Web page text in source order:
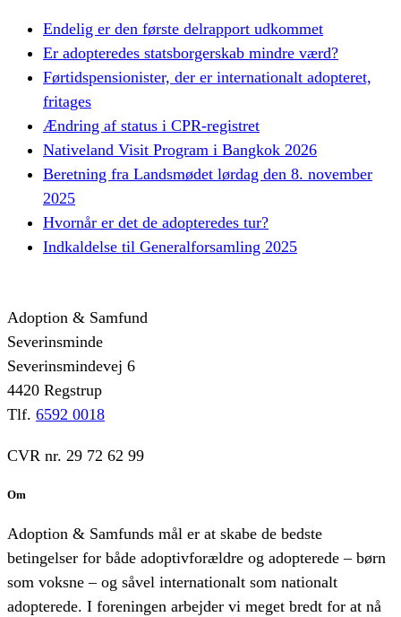
Endelig er den første delrapport udkommet
Er adopteredes statsborgerskab mindre værd?
Førtidspensionister, der er internationalt adopteret,
fritages
Ændring af status i CPR-registret
Nativeland Visit Program i Bangkok 2026
Beretning fra Landsmødet lørdag den 8. november
2025
Hvornår er det de adopteredes tur?
Indkaldelse til Generalforsamling 2025
Adoption & Samfund
Severinsminde
Severinsmindevej 6
4420 Regstrup
Tlf. 6592 0018
CVR nr. 29 72 62 99
Om
Adoption & Samfunds mål er at skabe de bedste
betingelser for både adoptivforældre og adopterede – børn
som voksne – og såvel internationalt som nationalt
adopterede. I foreningen arbejder vi meget bredt for at nå